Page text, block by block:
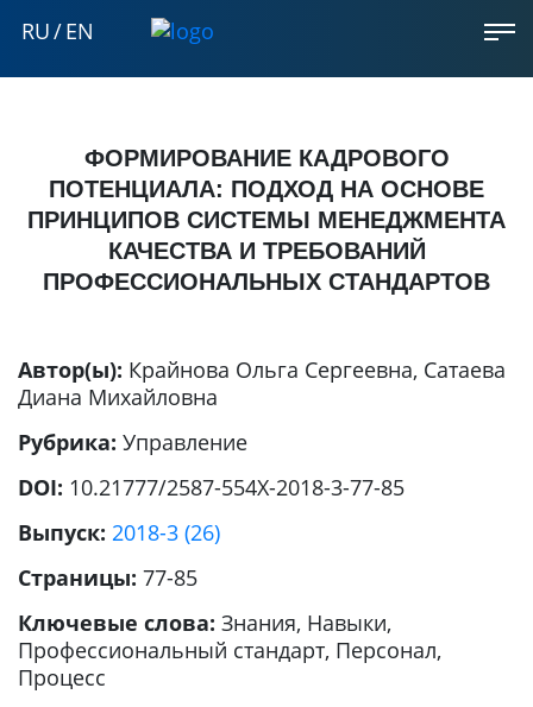
RU/EN
ФОРМИРОВАНИЕ КАДРОВОГО
ПОТЕНЦИАЛА: ПОДХОД НА ОСНОВЕ
ПРИНЦИПОВ СИСТЕМЫ МЕНЕДЖМЕНТА
КАЧЕСТВА И ТРЕБОВАНИЙ
ПРОФЕССИОНАЛЬНЫХ СТАНДАРТОВ
Автор(ы): Крайнова Ольга Сергеевна, Сатаева
Диана Михайловна
Рубрика: Управление
DOI: 10.21777/2587-554X-2018-3-77-85
Выпуск: 2018-3 (26)
Страницы: 77-85
Ключевые слова: Знания, Навыки,
Профессиональный стандарт, Персонал,
Процесс